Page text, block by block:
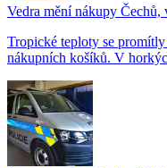
Vedra mění nákupy Čechů,
Tropické teploty se
nákupních košíků. V